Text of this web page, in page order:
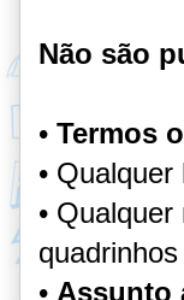
Não são
• Termos
• Qualquer
•
quadrinhos
• Assunto